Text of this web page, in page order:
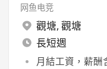
网鱼电竞
觀塘, 觀塘
長短週
月結工資，薪酬